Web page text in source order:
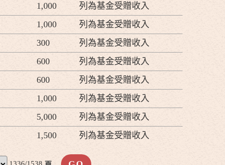
1,000
列為基金受贈收入
1,000
列為基金受贈收入
300
列為基金受贈收入
600
列為基金受贈收入
600
列為基金受贈收入
1,000
列為基金受贈收入
5,000
列為基金受贈收入
1,500 列為基金受贈收入
1336/1538